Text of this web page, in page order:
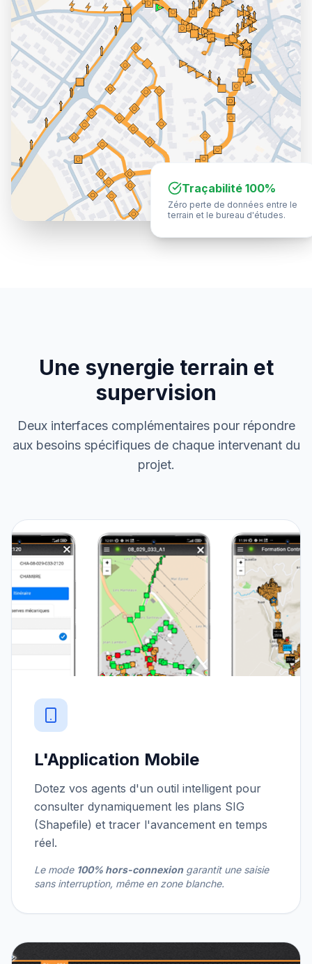
Traçabilité 100%
Zéro perte de données entre le
terrain et le bureau d'études.
Une synergie terrain et
supervision
Deux interfaces complémentaires pour répondre
aux besoins spécifiques de chaque intervenant du
projet.
L'Application Mobile
Dotez vos agents d'un outil intelligent pour
consulter dynamiquement les plans SIG
(Shapefile) et tracer l'avancement en temps
réel.
Le mode 100% hors-connexion garantit une saisie
sans interruption, même en zone blanche.